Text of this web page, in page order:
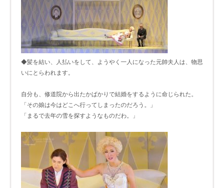
◆髪を結い、人払いをして、ようやく一人になった元帥夫人は、物思
いにとらわれます。
自分も、修道院から出たかばかりで結婚をするように命じられた。
「その娘は今はどこへ行ってしまったのだろう。」
「まるで去年の雪を探すようなものだわ。」